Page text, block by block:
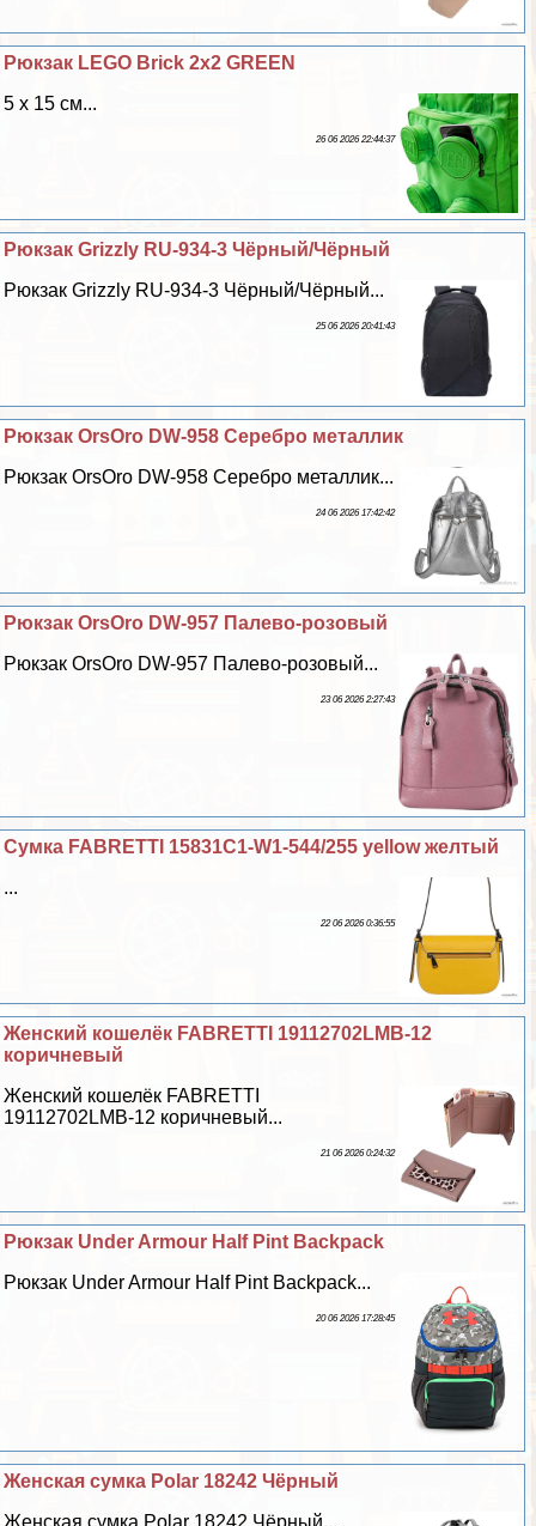
Рюкзак LEGO Brick 2x2 GREEN
5 x 15 см...
26 06 2026 22:44:37
Рюкзак Grizzly RU-934-3 Чёрный/Чёрный
Рюкзак Grizzly RU-934-3 Чёрный/Чёрный...
25 06 2026 20:41:43
Рюкзак OrsOro DW-958 Серебро металлик
Рюкзак OrsOro DW-958 Серебро металлик...
24 06 2026 17:42:42
Рюкзак OrsOro DW-957 Палево-розовый
Рюкзак OrsOro DW-957 Палево-розовый...
23 06 2026 2:27:43
Сумка FABRETTI 15831C1-W1-544/255 yellow желтый
...
22 06 2026 0:36:55
Женский кошелёк FABRETTI 19112702LMB-12
коричневый
Женский кошелёк FABRETTI
19112702LMB-12 коричневый...
21 06 2026 0:24:32
Рюкзак Under Armour Half Pint Backpack
Рюкзак Under Armour Half Pint Backpack...
20 06 2026 17:28:45
Женская сумка Polar 18242 Чёрный